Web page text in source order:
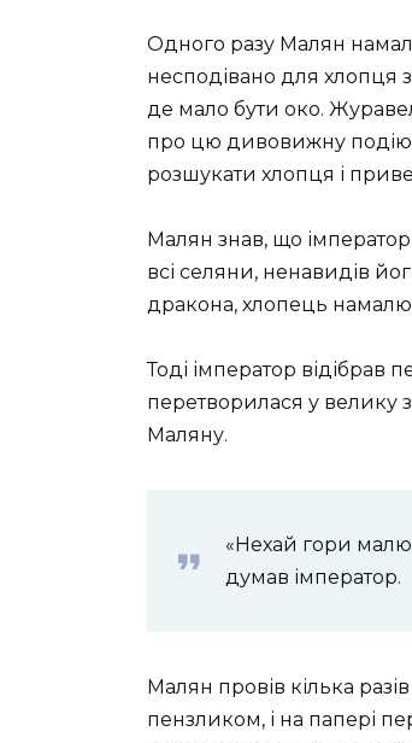
Одного разу Малян
несподівано для хлопця
де мало бути око.
про цю дивовижну подію.
розшукати хлопця і
Малян знав, що
всі селяни, ненавидів
дракона, хлопець
Тоді імператор відібрав
перетворилася у велику
Маляну.
«Нехай гори
думав імператор.
Малян провів кілька разів
пензликом, і на папері